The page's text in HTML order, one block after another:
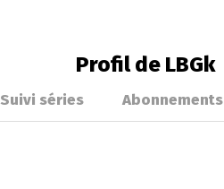
Profil de LBGk
Suivi séries Abonnements